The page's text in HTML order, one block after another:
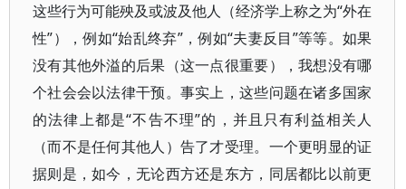
这些行为可能殃及或波及他人（经济学上称之为“外在
性”），例如“始乱终弃”，例如“夫妻反目”等等。如果
没有其他外溢的后果（这一点很重要），我想没有哪
个社会会以法律干预。事实上，这些问题在诸多国家
的法律上都是“不告不理”的，并且只有利益相关人
（而不是任何其他人）告了才受理。一个更明显的证
据则是，如今，无论西方还是东方，同居都比以前更